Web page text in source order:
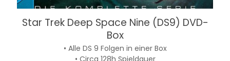
Star Trek Deep Space Nine (DS9) DVD-
Box
• Alle DS 9 Folgen in einer Box